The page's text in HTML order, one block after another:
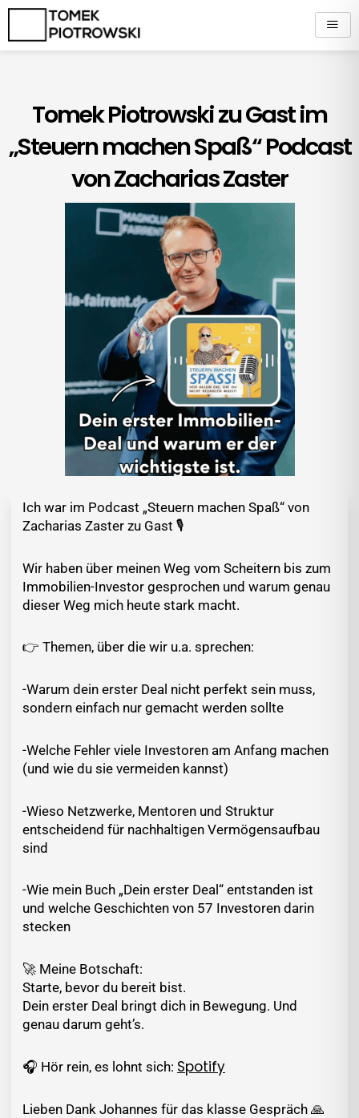
Zum
springen
Tomek Piotrowski zu Gast im
„Steuern machen Spaß“ Podcast
von Zacharias Zaster
Ich war im Podcast „Steuern machen Spaß“ von
Zacharias Zaster zu Gast 🎙️
Wir haben über meinen Weg vom Scheitern bis zum
Immobilien-Investor gesprochen und warum genau
dieser Weg mich heute stark macht.
👉 Themen, über die wir u.a. sprechen:
-Warum dein erster Deal nicht perfekt sein muss,
sondern einfach nur gemacht werden sollte
-Welche Fehler viele Investoren am Anfang machen
(und wie du sie vermeiden kannst)
-Wieso Netzwerke, Mentoren und Struktur
entscheidend für nachhaltigen Vermögensaufbau
sind
-Wie mein Buch „Dein erster Deal“ entstanden ist
und welche Geschichten von 57 Investoren darin
stecken
🚀 Meine Botschaft:
Starte, bevor du bereit bist.
Dein erster Deal bringt dich in Bewegung. Und
genau darum geht’s.
🎧 Hör rein, es lohnt sich: Spotify
Lieben Dank Johannes für das klasse Gespräch 🙏